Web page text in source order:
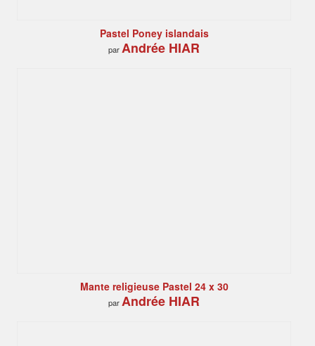
Pastel Poney islandais
parAndrée HIAR
Mante religieuse Pastel 24 x 30
parAndrée HIAR